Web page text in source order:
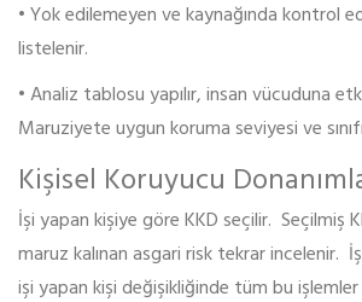
• Yok edilemeyen ve kaynağında kontrol
listelenir.
• Analiz tablosu yapılır, insan vücuduna
Maruziyete uygun koruma seviyesi ve
Kişisel Koruyucu
İşi yapan kişiye göre KKD seçilir. Seçilmiş
maruz kalınan asgari risk tekrar incelenir.
işi yapan kişi değişikliğinde tüm bu